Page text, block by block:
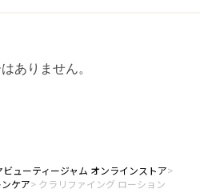
ありません。
ビューティージャム オンラインストア
ケア
クラリファイング ローション